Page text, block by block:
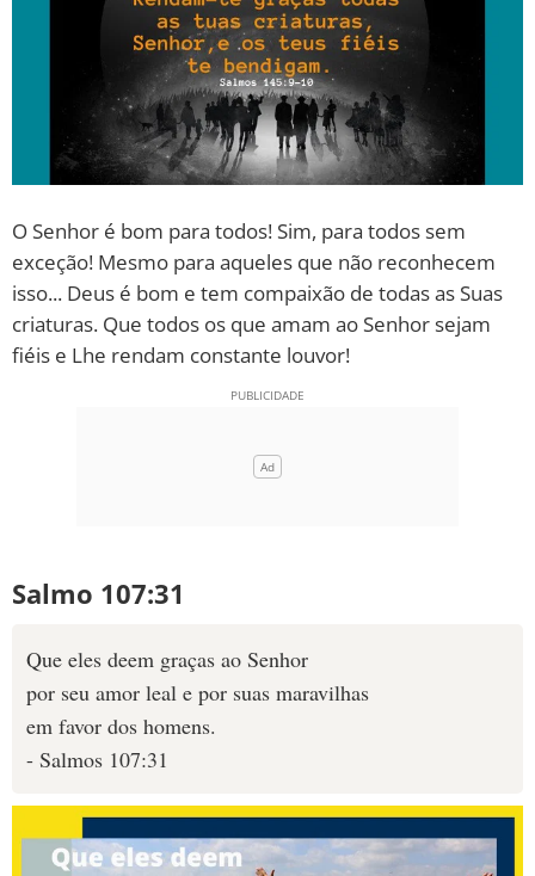
O Senhor é bom para todos! Sim, para todos sem
exceção! Mesmo para aqueles que não reconhecem
isso... Deus é bom e tem compaixão de todas as Suas
criaturas. Que todos os que amam ao Senhor sejam
fiéis e Lhe rendam constante louvor!
Salmo 107:31
Que eles deem graças ao Senhor
por seu amor leal e por suas maravilhas
em favor dos homens.
- Salmos 107:31